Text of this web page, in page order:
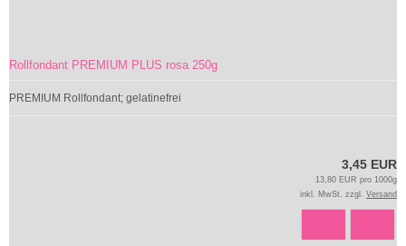
Rollfondant PREMIUM PLUS rosa 250g
PREMIUM Rollfondant; gelatinefrei
3,45 EUR
13,80 EUR pro 1000g
inkl. MwSt. zzgl. Versand